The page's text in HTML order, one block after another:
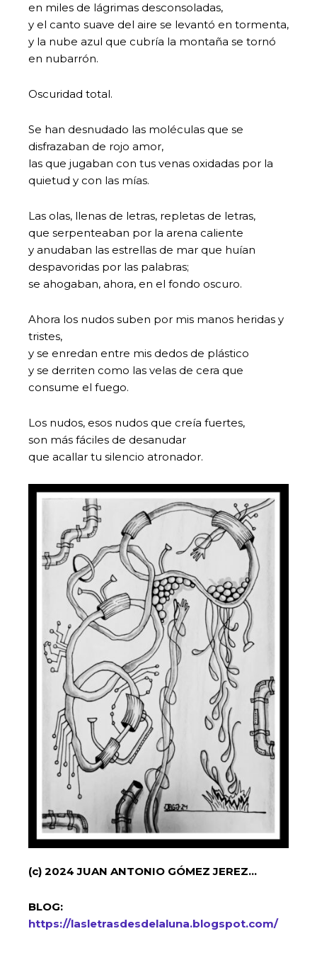
en miles de lágrimas desconsoladas,
y el canto suave del aire se levantó en tormenta,
y la nube azul que cubría la montaña se tornó
en nubarrón.
Oscuridad total.
Se han desnudado las moléculas que se
disfrazaban de rojo amor,
las que jugaban con tus venas oxidadas por la
quietud y con las mías.
Las olas, llenas de letras, repletas de letras,
que serpenteaban por la arena caliente
y anudaban las estrellas de mar que huían
despavoridas por las palabras;
se ahogaban, ahora, en el fondo oscuro.
Ahora los nudos suben por mis manos heridas y
tristes,
y se enredan entre mis dedos de plástico
y se derriten como las velas de cera que
consume el fuego.
Los nudos, esos nudos que creía fuertes,
son más fáciles de desanudar
que acallar tu silencio atronador.
(c) 2024 JUAN ANTONIO GÓMEZ JEREZ…
BLOG:
https://lasletrasdesdelaluna.blogspot.com/